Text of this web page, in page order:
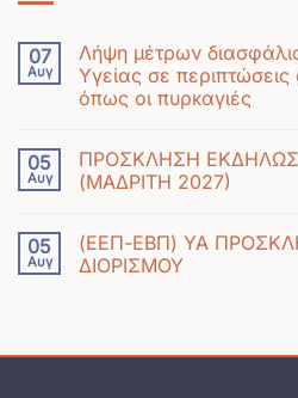
07
Αυγ
Λήψη μέτρων
Υγείας σε
όπως οι πυρκαγιές
υπάρχουν
σχόλια
στο
μέτρων
διασφάλισης
σε
05
Αυγ
ΠΡΟΣΚΛΗΣΗ
(ΜΑΔΡΙΤΗ 2027)
υπάρχουν
σχόλια
στο
05
Αυγ
(ΕΕΠ-ΕΒΠ) ΥΑ
ΔΙΟΡΙΣΜΟΥ
στο